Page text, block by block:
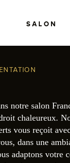
SALON
notre salon
chaleureux.
vous reçoit
dans une
adaptons votre